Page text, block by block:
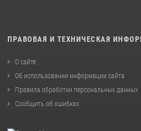
ПРАВОВАЯ И ТЕХНИЧЕСКАЯ
О сайте
Об использовании информации сайта
Правила обработки персональных данных
Сообщить об ошибках